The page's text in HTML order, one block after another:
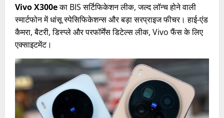
Vivo X300eका BIS सर्टिफिकेशन लीक, जल्द लॉन्च होने वाली
स्मार्टफोन में धांसू स्पेसिफिकेशन्स और बड़ा सरप्राइज फीचर। हाई-एंड
कैमरा, बैटरी, डिस्प्ले और परफॉर्मेंस डिटेल्स लीक, Vivo फैंस के लिए
एक्साइटमेंट।